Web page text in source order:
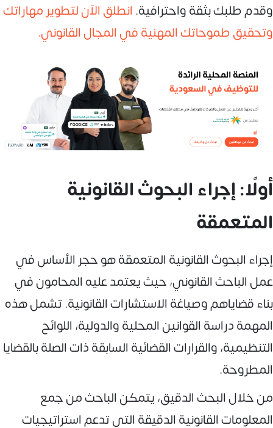
وقدم طلبك بثقة واحترافية. انطلق الآن لتطوير مهاراتك
وتحقيق طموحاتك المهنية في المجال القانوني.
أولًا: إجراء البحوث القانونية
المتعمقة
إجراء البحوث القانونية المتعمقة هو حجر الأساس في
عمل الباحث القانوني، حيث يعتمد عليه المحامون في
بناء قضاياهم وصياغة الاستشارات القانونية. تشمل هذه
المهمة دراسة القوانين المحلية والدولية، اللوائح
التنظيمية، والقرارات القضائية السابقة ذات الصلة بالقضايا
المطروحة.
من خلال البحث الدقيق، يتمكن الباحث من جمع
المعلومات القانونية الدقيقة التي تدعم استراتيجيات